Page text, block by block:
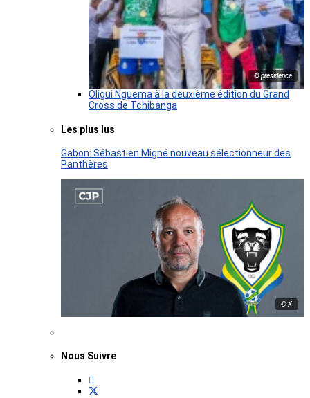
© presidence
Oligui Nguema à la deuxième édition du Grand
Cross de Tchibanga
Les plus lus
Gabon: Sébastien Migné nouveau sélectionneur des
Panthères
© X
Nous Suivre